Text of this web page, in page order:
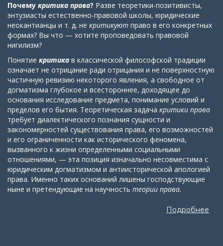
Почему критика права? Разве теоретики-позитивисты,
энтузиасты естественно-правовой школы, юридические
неокантианцы и т. д. не критикуют право в его конкретных
формах? Вы что — хотите проповедовать правовой
нигилизм?
Понятие критика в классической философской традиции
означает не отрицание ради отрицания и не поверхностную
частичную ревизию некоторого явления, а свободное от
догматизма глубокое и всестороннее, доходящее до
основания исследование предмета, понимание условий и
пределов его бытия. Теоретическая задача критики права
требует диалектического познания сущности и
закономерностей существования права, его возможностей
и его ограниченности как исторического феномена,
вызванного к жизни определенными социальными
отношениями, — эта позиция изначально несовместима с
юридическим догматизмом и антиисторической апологией
права. Именно таких оснований лишены господствующие
ныне и претендующие на научность теории права.
Подробнее